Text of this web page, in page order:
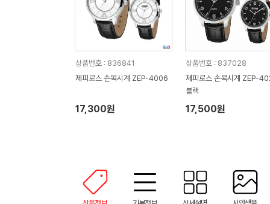
상품번호 : 836841
제피로스 손목시계 ZEP-4006
17,300원
상품번호 : 837028
제피로스 손목시계 ZEP-
블랙
17,500원